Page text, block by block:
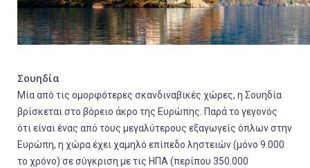
Σουηδία
Μία από τις ομορφότερες σκανδιναβικές χώρες, η Σουηδία
βρίσκεται στο βόρειο άκρο της Ευρώπης. Παρά το γεγονός
ότι είναι ένας από τους μεγαλύτερους εξαγωγείς όπλων στην
Ευρώπη, η χώρα έχει χαμηλό επίπεδο ληστειών (μόνο 9.000
το χρόνο) σε σύγκριση με τις ΗΠΑ (περίπου 350.000